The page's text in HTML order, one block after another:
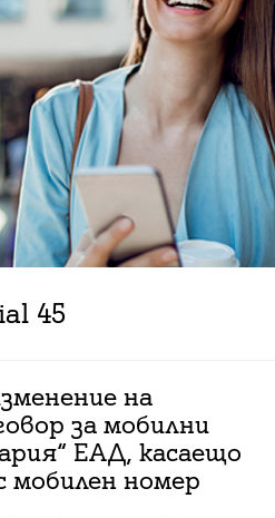
45
на
за мобилни
ЕАД, касаещо
мобилен номер